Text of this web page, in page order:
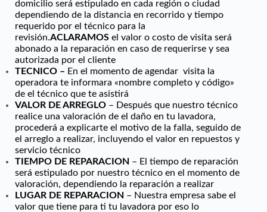
domicilio será estipulado en cada región o ciudad
dependiendo de la distancia en recorrido y tiempo
requerido por el técnico para la
revisión.ACLARAMOS el valor o costo de visita será
abonado a la reparación en caso de requerirse y sea
autorizada por el cliente
TECNICO – En el momento de agendar visita la
operadora te informara «nombre completo y código»
de el técnico que te asistirá
VALOR DE ARREGLO – Después que nuestro técnico
realice una valoración de el daño en tu lavadora,
procederá a explicarte el motivo de la falla, seguido de
el arreglo a realizar, incluyendo el valor en repuestos y
servicio técnico
TIEMPO DE REPARACION – El tiempo de reparación
será estipulado por nuestro técnico en el momento de
valoración, dependiendo la reparación a realizar
LUGAR DE REPARACION – Nuestra empresa sabe el
valor que tiene para ti tu lavadora por eso lo